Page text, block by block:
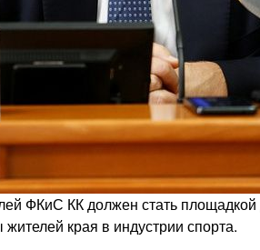
ФКиС КК должен стать
края в индустрии спорта.